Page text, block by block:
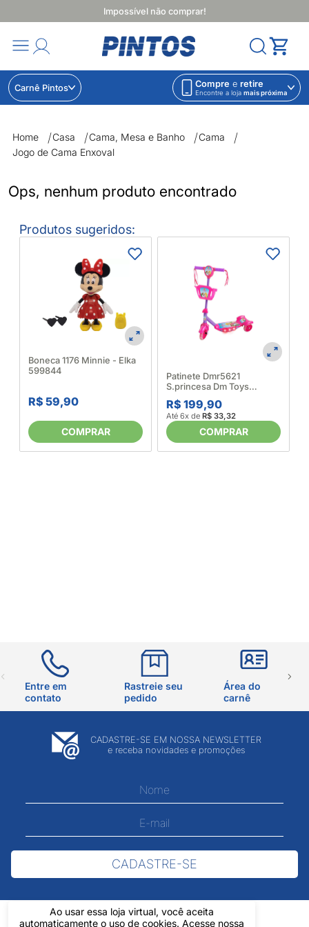
Impossível não comprar!
Carnê Pintos Compre e retire
Encontre a loja mais próxima
Home
Casa Cama, Mesa e Banho
Cama
Jogo de Cama Enxoval
Ops, nenhum produto encontrado
Produtos sugeridos:
Boneca 1176 Minnie - Elka
599844
R$ 59,90
COMPRAR
Patinete Dmr5621
S.princesa Dm Toys
564602
R$ 199,90
Até 6x de R$ 33,32
COMPRAR
Ao usar essa loja virtual, você aceita
automaticamente o uso de cookies. Acesse nossa
Entre em
contato
Rastreie seu
pedido
Área do
carnê
CADASTRE-SE EM NOSSA NEWSLETTER
e receba novidades e promoções
CADASTRE-SE